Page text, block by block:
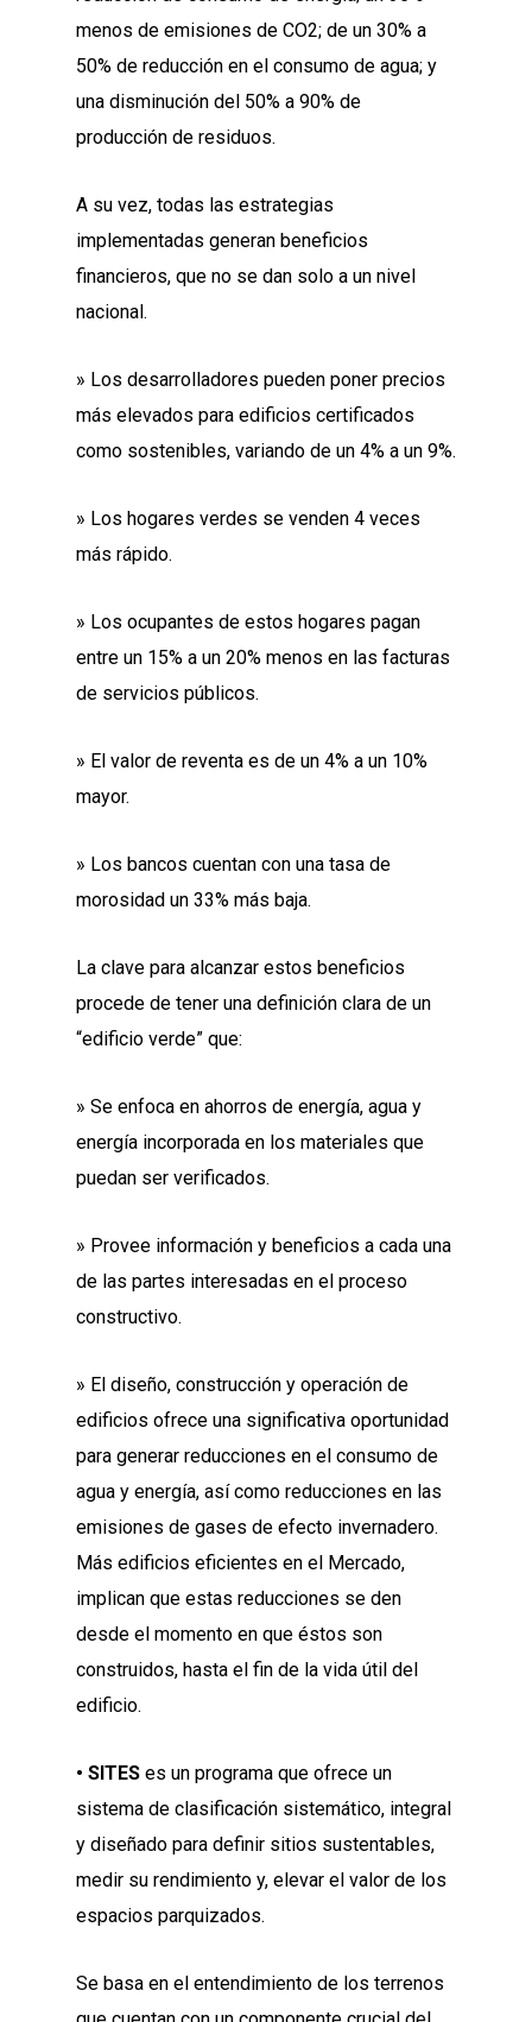
menos de emisiones de CO2; de un 30% a
50% de reducción en el consumo de agua; y
una disminución del 50% a 90% de
producción de residuos.
A su vez, todas las estrategias
implementadas generan beneficios
financieros, que no se dan solo a un nivel
nacional.
» Los desarrolladores pueden poner precios
más elevados para edificios certificados
como sostenibles, variando de un 4% a un 9%.
» Los hogares verdes se venden 4 veces
más rápido.
» Los ocupantes de estos hogares pagan
entre un 15% a un 20% menos en las facturas
de servicios públicos.
» El valor de reventa es de un 4% a un 10%
mayor.
» Los bancos cuentan con una tasa de
morosidad un 33% más baja.
La clave para alcanzar estos beneficios
procede de tener una definición clara de un
“edificio verde” que:
» Se enfoca en ahorros de energía, agua y
energía incorporada en los materiales que
puedan ser verificados.
» Provee información y beneficios a cada una
de las partes interesadas en el proceso
constructivo.
» El diseño, construcción y operación de
edificios ofrece una significativa oportunidad
para generar reducciones en el consumo de
agua y energía, así como reducciones en las
emisiones de gases de efecto invernadero.
Más edificios eficientes en el Mercado,
implican que estas reducciones se den
desde el momento en que éstos son
construidos, hasta el fin de la vida útil del
edificio.
• SITES es un programa que ofrece un
sistema de clasificación sistemático, integral
y diseñado para definir sitios sustentables,
medir su rendimiento y, elevar el valor de los
espacios parquizados.
Se basa en el entendimiento de los terrenos